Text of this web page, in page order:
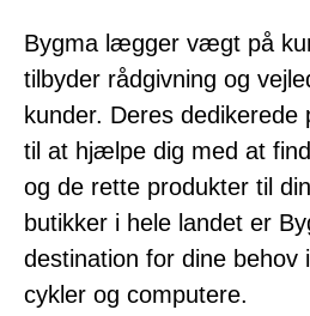
Bygma lægger vægt på
tilbyder rådgivning og
kunder. Deres dedikerede
til at hjælpe dig med at
og de rette produkter til
butikker i hele landet er
destination for dine behov
cykler og computere.